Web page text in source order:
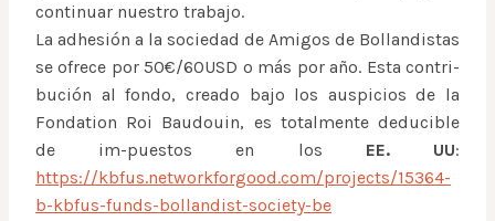
continuar nuestro trabajo.
La adhesión a la sociedad de Amigos de Bollandistas
se ofrece por 50€/60USD o más por año. Esta contri-
bución al fondo, creado bajo los auspicios de la
Fondation Roi Baudouin, es totalmente deducible
de im-puestos en los EE. UU:
https://kbfus.networkforgood.com/projects/15364-
b-kbfus-funds-bollandist-society-be